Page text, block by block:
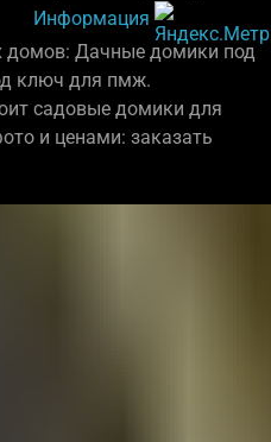
Информация
домов: Дачные домики под
ключ для пмж.
садовые домики для
и ценами: заказать